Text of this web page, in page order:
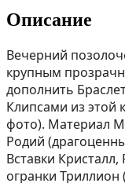
Описание
Вечерний
крупным
дополнить
Клипсами из этой
фoто). Материал
Родий
Вставки
огранки